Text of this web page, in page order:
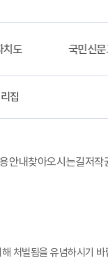
치도 국민신
집
안내찾아오시는길저작
처벌됨을 유념하시기 바